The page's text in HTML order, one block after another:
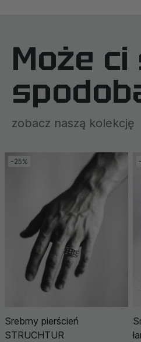
Może ci
zobacz naszą kolekcję
-25%
Srebrny pierścień
STRUCHTUR